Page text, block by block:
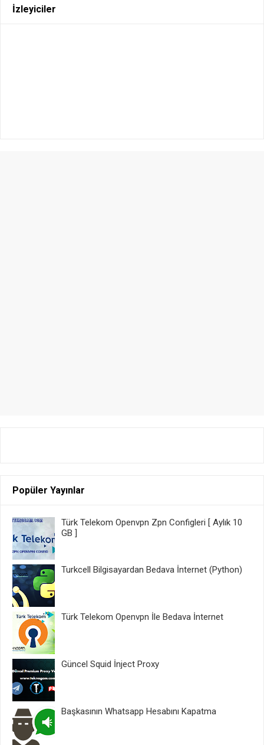
İzleyiciler
Popüler Yayınlar
Türk Telekom Openvpn Zpn Configleri [ Aylık 10
GB ]
Turkcell Bilgisayardan Bedava İnternet (Python)
Türk Telekom Openvpn İle Bedava İnternet
Güncel Squid İnject Proxy
Başkasının Whatsapp Hesabını Kapatma